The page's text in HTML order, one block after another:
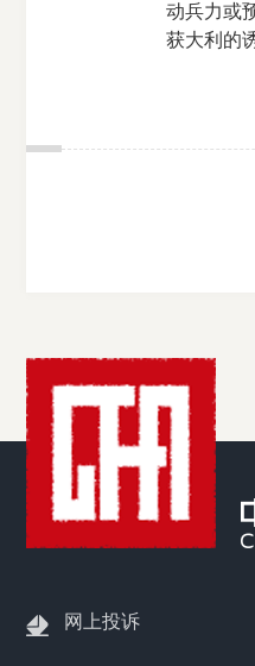
动兵力或
获大利的
网上投诉